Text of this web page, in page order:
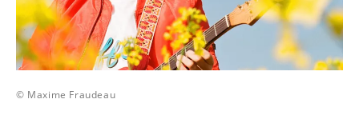
© Maxime Fraudeau